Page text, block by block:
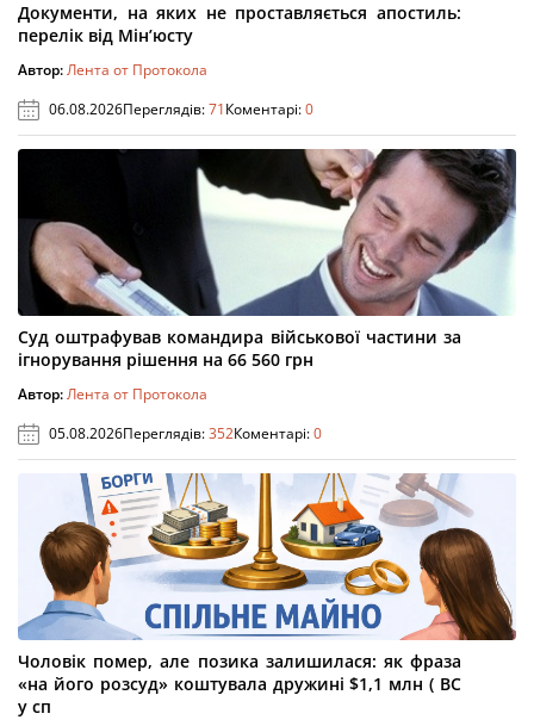
Документи, на яких не проставляється апостиль:
перелік від Мін’юсту
Автор:Лента от Протокола
06.08.2026Переглядів:71Коментарі:0
Суд оштрафував командира військової частини за
ігнорування рішення на 66 560 грн
Автор:Лента от Протокола
05.08.2026Переглядів:352Коментарі:0
Чоловік помер, але позика залишилася: як фраза
«на його розсуд» коштувала дружині $1,1 млн ( ВС
у сп